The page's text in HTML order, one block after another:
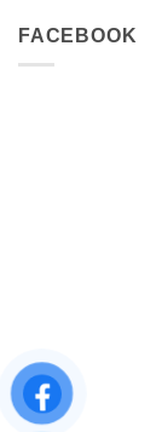
FACEBOOK